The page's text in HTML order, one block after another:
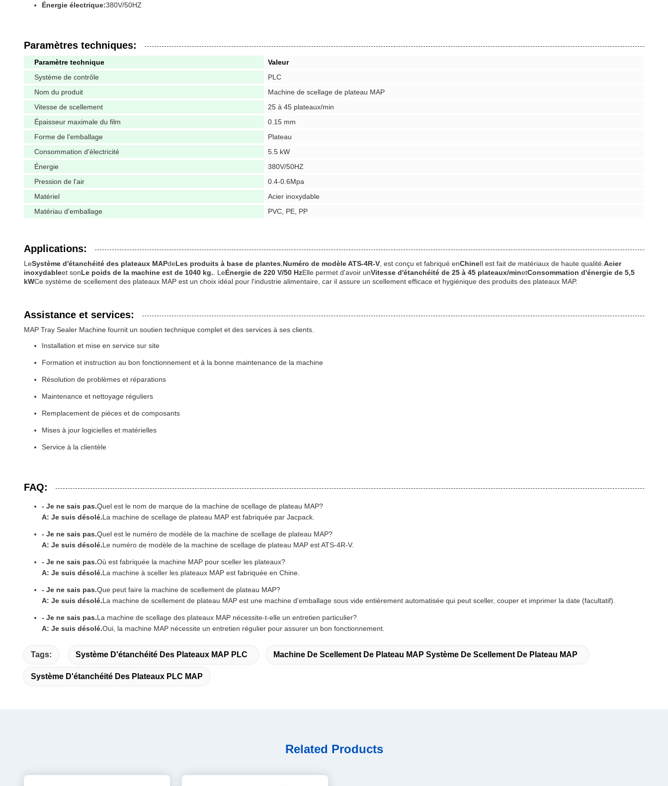
Énergie électrique:380V/50HZ
Paramètres techniques:
Paramètre technique
Valeur
Système de contrôle
PLC
Nom du produit
Machine de scellage de plateau MAP
Vitesse de scellement
25 à 45 plateaux/min
Épaisseur maximale du film
0.15 mm
Forme de l'emballage
Plateau
Consommation d'électricité
5.5 kW
Énergie
380V/50HZ
Pression de l'air
0.4-0.6Mpa
Matériel
Acier inoxydable
Matériau d'emballage
PVC, PE, PP
Applications:
LeSystème d'étanchéité des plateaux MAPdeLes produits à base de plantes Numéro de modèle ATS-4R-V , est conçu et fabriqué enChineIl est fait de matériaux de haute qualité. Acier
inoxydableet sonLe poids de la machine est de 1040 kg. . LeÉnergie de 220 V/50 HzElle permet d'avoir unVitesse d'étanchéité de 25 à 45 plateaux/minetConsommation d'énergie de 5,5
kWCe système de scellement des plateaux MAP est un choix idéal pour l'industrie alimentaire, car il assure un scellement efficace et hygiénique des produits des plateaux MAP.
Assistance et services:
MAP Tray Sealer Machine fournit un soutien technique complet et des services à ses clients.
Installation et mise en service sur site
Formation et instruction au bon fonctionnement et à la bonne maintenance de la machine
Résolution de problèmes et réparations
Maintenance et nettoyage réguliers
Remplacement de pièces et de composants
Mises à jour logicielles et matérielles
Service à la clientèle
FAQ:
- Je ne sais pas.Quel est le nom de marque de la machine de scellage de plateau MAP?
A: Je suis désolé.La machine de scellage de plateau MAP est fabriquée par Jacpack.
- Je ne sais pas.Quel est le numéro de modèle de la machine de scellage de plateau MAP?
A: Je suis désolé.Le numéro de modèle de la machine de scellage de plateau MAP est ATS-4R-V.
- Je ne sais pas.Où est fabriquée la machine MAP pour sceller les plateaux?
A: Je suis désolé.La machine à sceller les plateaux MAP est fabriquée en Chine.
- Je ne sais pas.Que peut faire la machine de scellement de plateau MAP?
A: Je suis désolé.La machine de scellement de plateau MAP est une machine d'emballage sous vide entièrement automatisée qui peut sceller, couper et imprimer la date (facultatif).
- Je ne sais pas.La machine de scellage des plateaux MAP nécessite-t-elle un entretien particulier?
A: Je suis désolé.Oui, la machine MAP nécessite un entretien régulier pour assurer un bon fonctionnement.
Tags: Système D'étanchéité Des Plateaux MAP PLC Machine De Scellement De Plateau MAP Système De Scellement De Plateau MAP
Système D'étanchéité Des Plateaux PLC MAP
Related Products